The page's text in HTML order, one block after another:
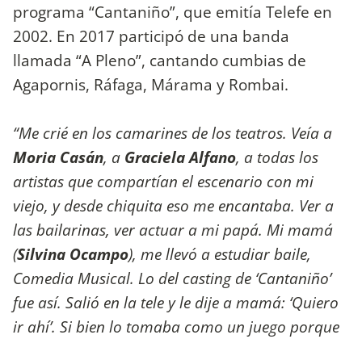
programa “Cantaniño”, que emitía Telefe en
2002. En 2017 participó de una banda
llamada “A Pleno”, cantando cumbias de
Agapornis, Ráfaga, Márama y Rombai.
“Me crié en los camarines de los teatros. Veía a
Moria Casán, a Graciela Alfano, a todas los
artistas que compartían el escenario con mi
viejo, y desde chiquita eso me encantaba. Ver a
las bailarinas, ver actuar a mi papá. Mi mamá
(Silvina Ocampo), me llevó a estudiar baile,
Comedia Musical. Lo del casting de ‘Cantaniño’
fue así. Salió en la tele y le dije a mamá: ‘Quiero
ir ahí’. Si bien lo tomaba como un juego porque